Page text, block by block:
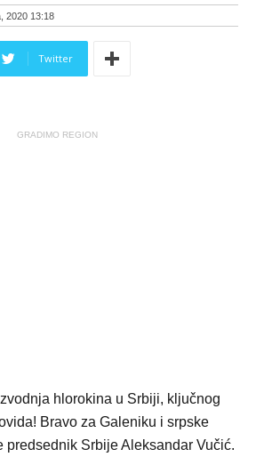
2020 13:18
Twitter
GRADIMO REGION
hlorokina u Srbiji, ključnog
Bravo za Galeniku i srpske
predsednik Srbije Aleksandar Vučić.